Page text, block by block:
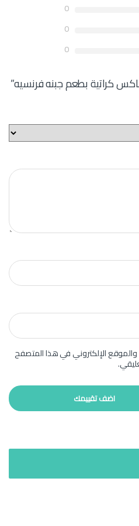
0
0
0
الإلكتروني في هذا المتصفح